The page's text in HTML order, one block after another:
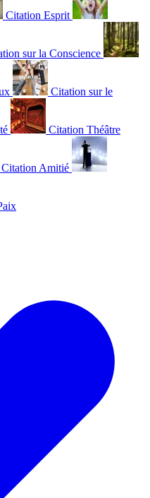
Citation Esprit
sur la Conscience
Citation sur le
Citation Théâtre
Citation Amitié